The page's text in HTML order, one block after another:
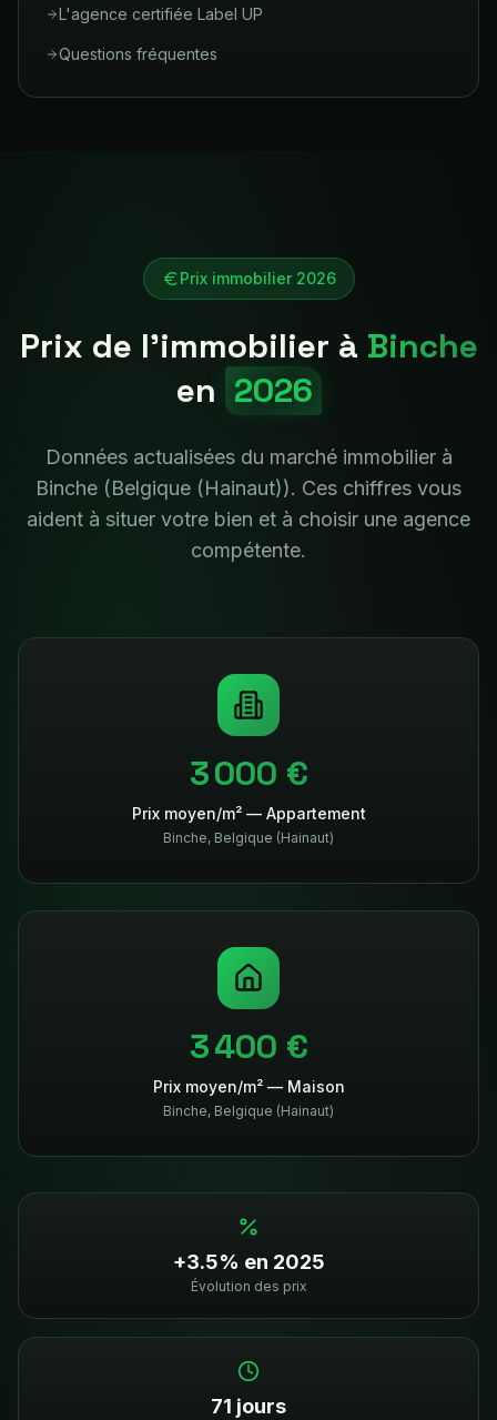
L'agence certifiée Label UP
Questions fréquentes
Prix immobilier 2026
Prix de l'immobilier à Binche
en 2026
Données actualisées du marché immobilier à
Binche (Belgique (Hainaut)). Ces chiffres vous
aident à situer votre bien et à choisir une agence
compétente.
3 000 €
Prix moyen/m² — Appartement
Binche, Belgique (Hainaut)
3 400 €
Prix moyen/m² — Maison
Binche, Belgique (Hainaut)
+3.5% en 2025
Évolution des prix
71 jours